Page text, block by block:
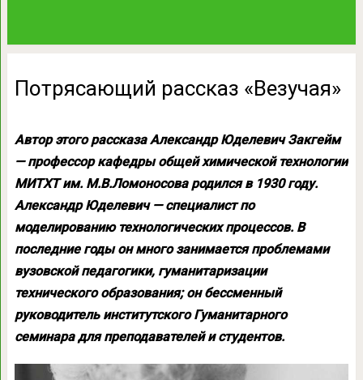
Потрясающий рассказ «Везучая»
Автор этого рассказа Александр Юделевич Закгейм
— профессор кафедры общей химической технологии
МИТХТ им. М.В.Ломоносова родился в 1930 году.
Александр Юделевич — специалист по
моделированию технологических процессов. В
последние годы он много занимается проблемами
вузовской педагогики, гуманитаризации
технического образования; он бессменный
руководитель институтского Гуманитарного
семинара для преподавателей и студентов.